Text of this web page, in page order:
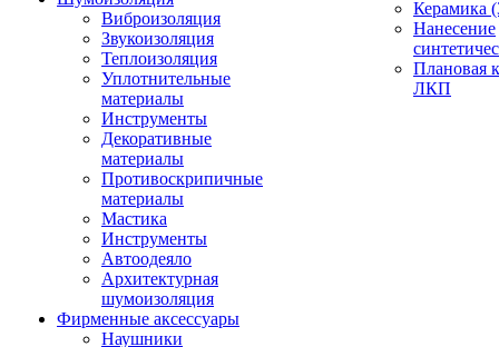
Виброизоляция
Звукоизоляция
Теплоизоляция
Уплотнительные
материалы
Инструменты
Декоративные
материалы
Противоскрипичные
материалы
Мастика
Инструменты
Автоодеяло
Архитектурная
шумоизоляция
Фирменные аксессуары
Наушники
Керамика
Нанесение
Плановая
ЛКП